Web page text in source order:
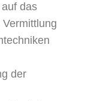
das
der